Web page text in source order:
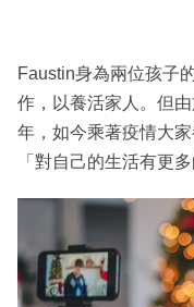
Faustin身為兩位孩子
作，以養活家人。但
年，如今乘著疫情大
「對自己的生活有更